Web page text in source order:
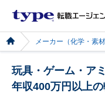
メーカー（化学・素
玩具・ゲーム・ア
年収400万円以上